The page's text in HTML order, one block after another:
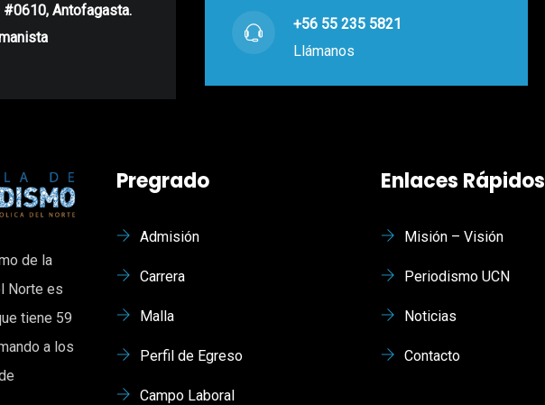
#0610, Antofagasta.
+56 55 235 5821
Llámanos
de la
Norte es
tiene 59
a los
Pregrado
Admisión
Carrera
Malla
Perfil de Egreso
Campo Laboral
Enlaces Rápidos
Misión – Visión
Periodismo UCN
Noticias
Contacto